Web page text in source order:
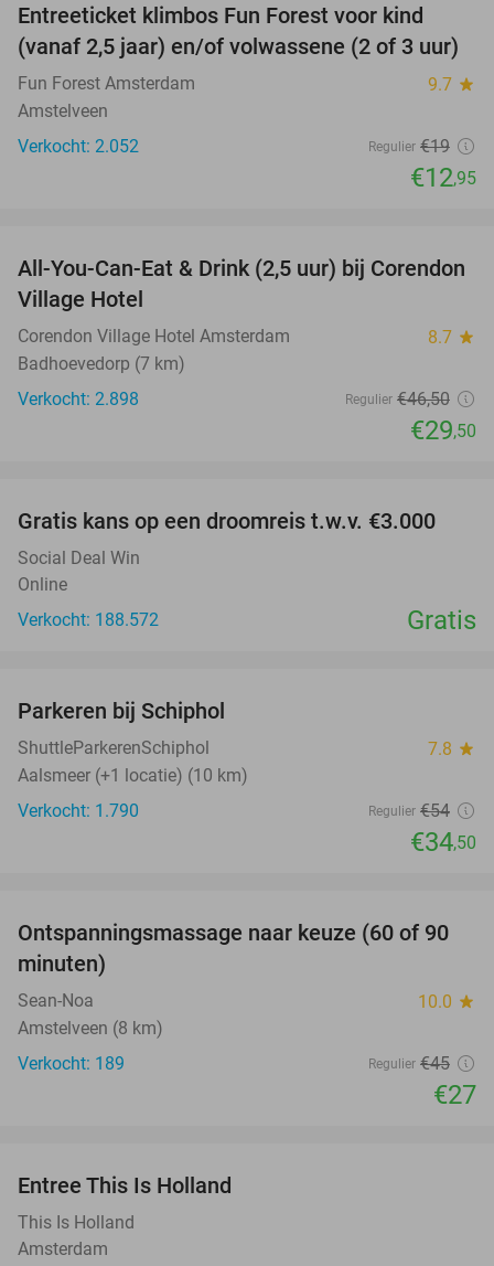
Entreeticket klimbos Fun Forest voor kind
(vanaf 2,5 jaar) en/of volwassene (2 of 3 uur)
Fun Forest Amsterdam 9.7 star
Amstelveen
Verkocht: 2.052
Regulier €19
€12,95
37%
All-You-Can-Eat & Drink (2,5 uur) bij Corendon
Village Hotel
Corendon Village Hotel Amsterdam 8.7 star
Badhoevedorp (7 km)
Verkocht: 2.898
Regulier €46,50
€29,50
Gratis kans op een droomreis t.w.v. €3.000
Social Deal Win
Online
Verkocht: 188.572
Gratis
Parkeren bij Schiphol
ShuttleParkerenSchiphol 7.8 star
Aalsmeer (+1 locatie) (10 km)
Verkocht: 1.790
Regulier €54
€34,50
40%
Ontspanningsmassage naar keuze (60 of 90
minuten)
Sean-Noa 10.0 star
Amstelveen (8 km)
Verkocht: 189
Regulier €45
€27
Entree This Is Holland
This Is Holland
Amsterdam